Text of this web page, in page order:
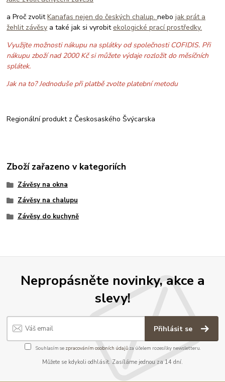
a Proč zvolitKanafas nejen do českých chalup.nebojak prát a
žehlit závěsy a také jak si vyrobitekologické prací prostředky.
Využijte možnosti nákupu na splátky od společnosti COFIDIS. Při
nákupu zboží nad 2000 Kč si můžete výdaje rozložit do měsíčních
splátek.
Jak na to? Jednoduše při platbě zvolte platební metodu
Regionální produkt z Českosaského Švýcarska
Zboží zařazeno v kategoriích
Závěsy na okna
Závěsy na chalupu
Závěsy do kuchyně
Nepropásněte novinky, akce a
slevy!
Přihlásit se
Souhlasím se zpracováním osobních údajůza účelem rozesílky newsletteru.
Můžete se kdykoli odhlásit. Zasíláme jednou za 14 dní.